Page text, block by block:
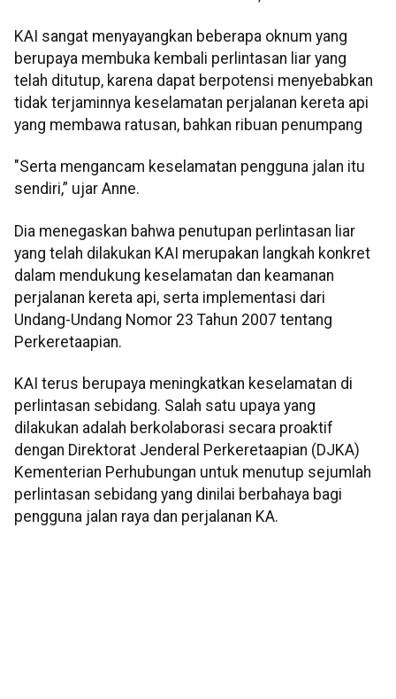
KAI sangat menyayangkan beberapa oknum yang
berupaya membuka kembali perlintasan liar yang
telah ditutup, karena dapat berpotensi menyebabkan
tidak terjaminnya keselamatan perjalanan kereta api
yang membawa ratusan, bahkan ribuan penumpang
"Serta mengancam keselamatan pengguna jalan itu
sendiri,” ujar Anne.
Dia menegaskan bahwa penutupan perlintasan liar
yang telah dilakukan KAI merupakan langkah konkret
dalam mendukung keselamatan dan keamanan
perjalanan kereta api, serta implementasi dari
Undang-Undang Nomor 23 Tahun 2007 tentang
Perkeretaapian.
KAI terus berupaya meningkatkan keselamatan di
perlintasan sebidang. Salah satu upaya yang
dilakukan adalah berkolaborasi secara proaktif
dengan Direktorat Jenderal Perkeretaapian (DJKA)
Kementerian Perhubungan untuk menutup sejumlah
perlintasan sebidang yang dinilai berbahaya bagi
pengguna jalan raya dan perjalanan KA.